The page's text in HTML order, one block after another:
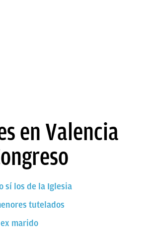
en Valencia
sí los de la Iglesia
tutelados
marido